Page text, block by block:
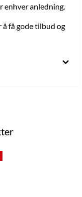
anledning.
få gode tilbud og